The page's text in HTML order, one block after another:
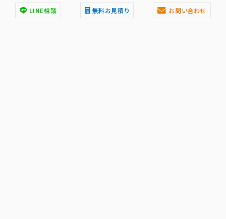
LINE相談 無料お見積り お問い合わせ